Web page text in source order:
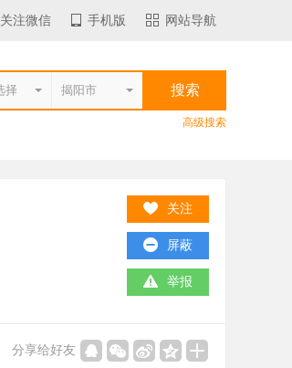
关注微信 手机版 网站导航
高级搜索
关注
屏蔽
举报
分享给好友